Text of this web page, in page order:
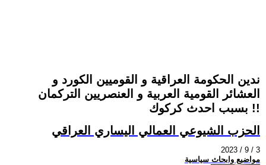
ندين الحكومة العراقية و القوميين الكورد و
العشائر القومية العربية و العنصريين التركمان
بسبب احدث كركوك !!
الحزب الشيوعي العمالي اليساري العراقي
2023 / 9 / 3
مواضيع وابحاث سياسية